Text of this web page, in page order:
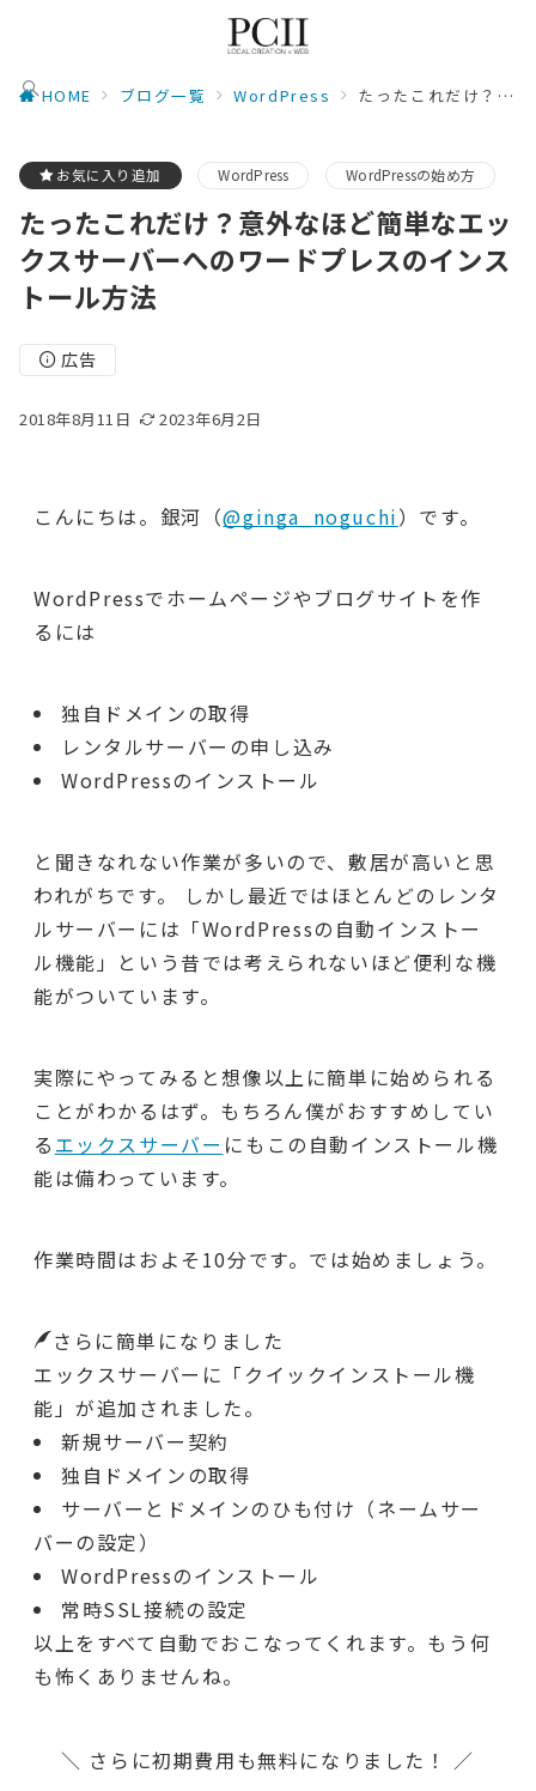
HOME ブログ一覧 WordPress たったこれだけ？意外なほど簡単なエックスサーバーへのワードプレスのインストール方法
お気に入り追加 WordPress WordPressの始め方
たったこれだけ？意外なほど簡単なエッ
クスサーバーへのワードプレスのインス
トール方法
広告
2018年8月11日 2023年6月2日
こんにちは。銀河（@ginga_noguchi）です。
WordPressでホームページやブログサイトを作
るには
独自ドメインの取得
レンタルサーバーの申し込み
WordPressのインストール
と聞きなれない作業が多いので、敷居が高いと思
われがちです。 しかし最近ではほとんどのレンタ
ルサーバーには「WordPressの自動インストー
ル機能」という昔では考えられないほど便利な機
能がついています。
実際にやってみると想像以上に簡単に始められる
ことがわかるはず。もちろん僕がおすすめしてい
る エックスサーバー にもこの自動インストール機
能は備わっています。
作業時間はおよそ10分です。では始めましょう。
さらに簡単になりました
エックスサーバーに「クイックインストール機
能」が追加されました。
新規サーバー契約
独自ドメインの取得
サーバーとドメインのひも付け（ネームサー
バーの設定）
WordPressのインストール
常時SSL接続の設定
以上をすべて自動でおこなってくれます。もう何
も怖くありませんね。
＼ さらに初期費用も無料になりました！ ／